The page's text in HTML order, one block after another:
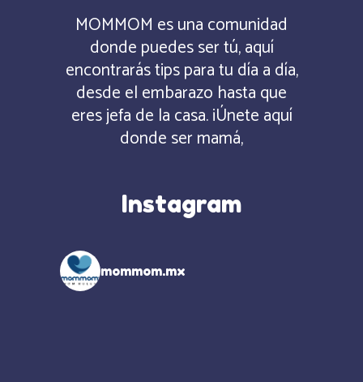
MOMMOM es una comunidad
donde puedes ser tú, aquí
encontrarás tips para tu día a día,
desde el embarazo hasta que
eres jefa de la casa. ¡Únete aquí
donde ser mamá,
Instagram
mommom.mx